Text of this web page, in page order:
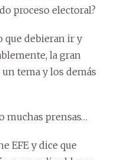
proceso electoral?
que debieran ir y
la gran
tema y los demás
muchas prensas…
EFE y dice que